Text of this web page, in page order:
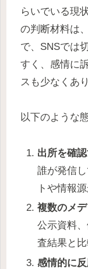
らいでいる現
の判断材料は
で、SNSでは
すく、感情に
スも少なくあ
以下のような
出所を確
誰が発信
トや情報
複数のメ
公示資料
査結果と比
感情的に